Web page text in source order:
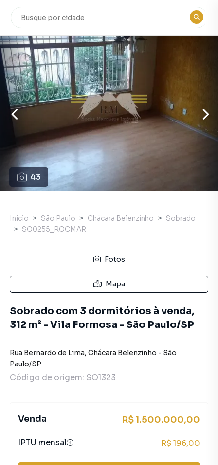
43
Início São Paulo Chácara Belenzinho
Sobrado
SO0255_ROCMAR
Fotos
Mapa
Sobrado com 3 dormitórios à venda,
312 m² - Vila Formosa - São Paulo/SP
Rua Bernardo de Lima, Chácara Belenzinho - São
Paulo/SP
Código de origem: SO1323
Venda R$ 1.500.000,00
IPTU mensal R$ 196,00